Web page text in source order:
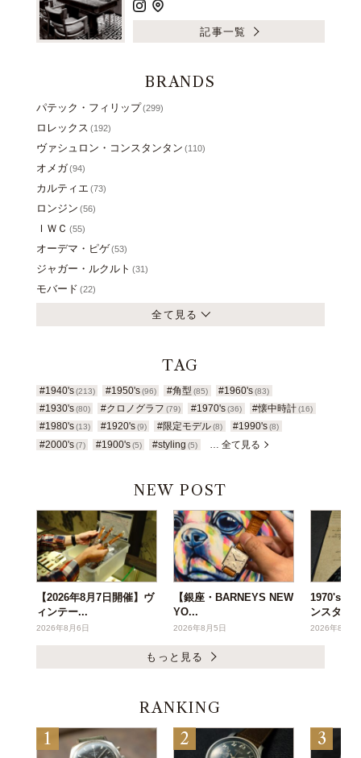
記事一覧
BRANDS
パテック・フィリップ(299)
ロレックス (192)
ヴァシュロン・コンスタンタン (110)
オメガ(94)
カルティエ (73)
ロンジン (56)
ＩＷＣ (55)
オーデマ・ピゲ(53)
ジャガー・ルクルト (31)
モバード (22)
全て見る
TAG
#1940's (213) #1950's(96) #角型 (85) #1960's (83)
#1930's (80) #クロノグラフ (79) #1970's(36) #懐中時計 (16)
#1980's (13) #1920's(9) #限定モデル(8) #1990's (8)
#2000's (7) #1900's(5) #styling (5) … 全て見る
NEW POST
【2026年8月7日開催】ヴ
ィンテー...
2026年8月6日
【銀座・BARNEYS NEW
YO...
2026年8月5日
1970's ヴ
ンスタ...
2026年8月3
もっと見る
RANKING